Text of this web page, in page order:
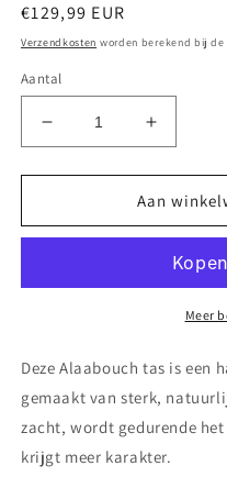
Normale
prijs
€129,99 EUR
Verzendkosten worden berekend bij de
Aantal
Aantal
verlagen
voor
Full
Tas
Aantal
verhogen
voor
The
Full
Leren
Tas
Aan
Meer
Deze Alaabouch tas is een
gemaakt van sterk,
zacht, wordt gedurende
krijgt meer karakter.